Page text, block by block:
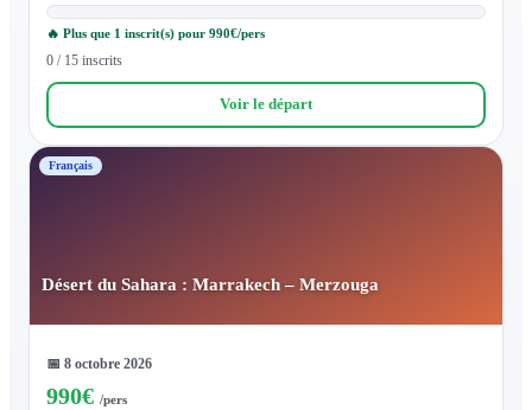
🔥 Plus que 1 inscrit(s) pour 990€/pers
0 / 15 inscrits
Voir le départ
Français
Désert du Sahara : Marrakech – Merzouga
📅 8 octobre 2026
990€ /pers